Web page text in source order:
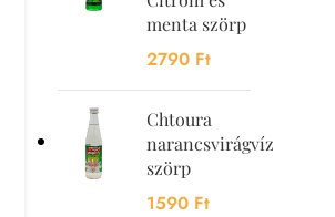
menta szörp
2790 Ft
Chtoura
narancsvirágvíz
szörp
1590 Ft